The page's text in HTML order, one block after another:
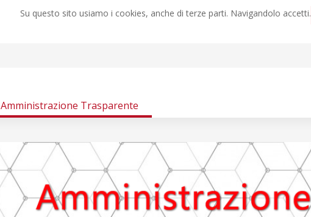
Su questo sito usiamo i cookies, anche di terze parti. Navigandolo accetti.
Amministrazione Trasparente